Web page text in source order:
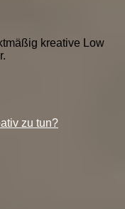
kreative Low
zu tun?